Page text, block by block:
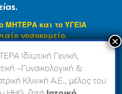
Όροι Χρήσης
Ιδιωτική Γενική,
–Γυναικολογική &
Κλινική Α.Ε., μέλος του
ΜΗΤΕΡΑ και το ΥΓΕΙΑ
νοσοκομείο.
σε φάση ανανέωσης
μήνες θα ενσωματωθεί
), ώστε να σας
και ενιαία